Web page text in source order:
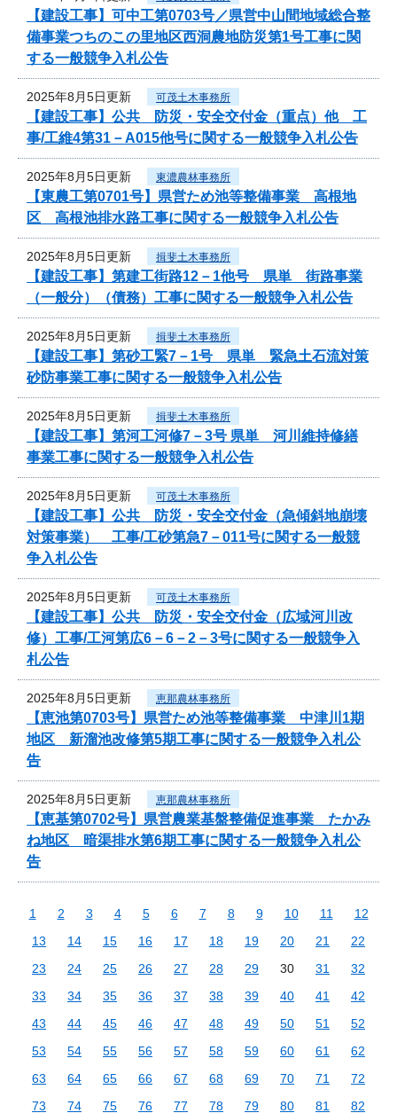
【建設工事】可中工第0703号／県営中山間地域総合整
備事業つちのこの里地区西洞農地防災第1号工事に関
する一般競争入札公告
2025年8月5日更新 可茂土木事務所
【建設工事】公共 防災・安全交付金（重点）他 工
事/工維4第31－A015他号に関する一般競争入札公告
2025年8月5日更新 東濃農林事務所
【東農工第0701号】県営ため池等整備事業 高根地
区 高根池排水路工事に関する一般競争入札公告
2025年8月5日更新 揖斐土木事務所
【建設工事】第建工街路12－1他号 県単 街路事業
（一般分）（債務）工事に関する一般競争入札公告
2025年8月5日更新 揖斐土木事務所
【建設工事】第砂工緊7－1号 県単 緊急土石流対策
砂防事業工事に関する一般競争入札公告
2025年8月5日更新 揖斐土木事務所
【建設工事】第河工河修7－3号 県単 河川維持修繕
事業工事に関する一般競争入札公告
2025年8月5日更新 可茂土木事務所
【建設工事】公共 防災・安全交付金（急傾斜地崩壊
対策事業） 工事/工砂第急7－011号に関する一般競
争入札公告
2025年8月5日更新 可茂土木事務所
【建設工事】公共 防災・安全交付金（広域河川改
修）工事/工河第広6－6－2－3号に関する一般競争入
札公告
2025年8月5日更新 恵那農林事務所
【恵池第0703号】県営ため池等整備事業 中津川1期
地区 新溜池改修第5期工事に関する一般競争入札公
告
2025年8月5日更新 恵那農林事務所
【恵基第0702号】県営農業基盤整備促進事業 たかみ
ね地区 暗渠排水第6期工事に関する一般競争入札公
告
1 2 3 4 5 6 7 8 9 10 11
12
13
14 15 16 17 18 19 20 21
22
23
24 25 26 27 28 29 30 31
32
33
34 35 36 37 38 39 40 41
42
43
44 45 46 47 48 49 50 51
52
53
54 55 56 57 58 59 60 61
62
63
64 65 66 67 68 69 70 71
72
73
74 75 76 77 78 79 80 81
82